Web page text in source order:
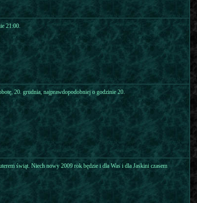
21:00.
20. grudnia, najprawdopodobniej o godzinie 20.
świąt. Niech nowy 2009 rok będzie i dla Was i dla Jaskini czasem